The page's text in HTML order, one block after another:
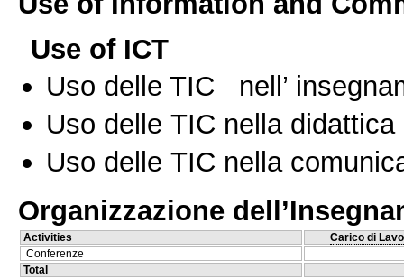
Use of ICT
Uso delle TIC nell’
Uso delle TIC nella
Uso delle TIC nella
Organizzazione
Activities
Carico di
Conferenze
Total